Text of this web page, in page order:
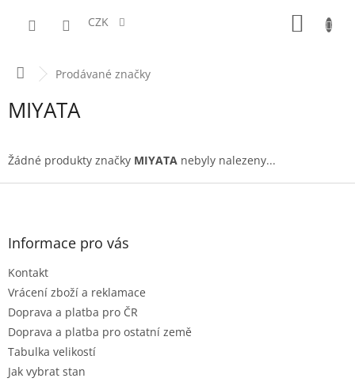
CZK
DomůProdávané značky
MIYATA
Žádné produkty značky MIYATA nebyly nalezeny...
Z
Informace pro vás
Kontakt
Vrácení zboží a reklamace
Doprava a platba pro ČR
Doprava a platba pro ostatní země
Tabulka velikostí
Jak vybrat stan